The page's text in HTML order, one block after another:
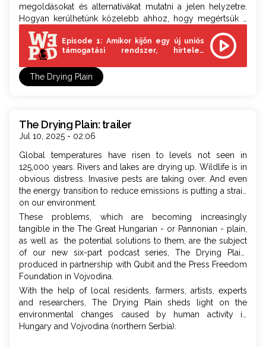
megoldásokat és alternatívákat mutatni a jelen helyzetre.
Hogyan kerülhetünk közelebb ahhoz, hogy megértsük a
villámgyorsan zajló változás természetét?
Episode 1: Amikor kijön egy új uniós
támogatási rendszer, hirtelen
The Drying Plain
The Drying Plain: trailer
Jul 10, 2025 - 02:06
Global temperatures have risen to levels not seen in
125,000 years. Rivers and lakes are drying up. Wildlife is in
obvious distress. Invasive pests are taking over. And even
the energy transition to reduce emissions is putting a strain
on our environment.
These problems, which are becoming increasingly
tangible in the The Great Hungarian - or Pannonian - plain,
as well as the potential solutions to them, are the subject
of our new six-part podcast series, The Drying Plain,
produced in partnership with Qubit and the Press Freedom
Foundation in Vojvodina.
With the help of local residents, farmers, artists, experts
and researchers, The Drying Plain sheds light on the
environmental changes caused by human activity in
Hungary and Vojvodina (northern Serbia).